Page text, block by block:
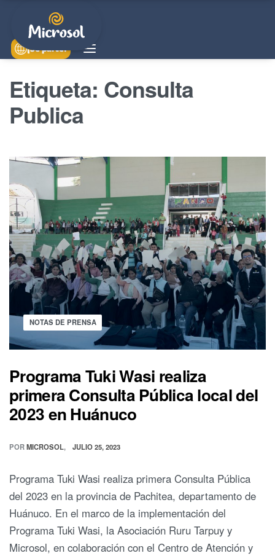
¡Sé parte!
Etiqueta: Consulta
Publica
NOTAS DE PRENSA
Programa Tuki Wasi realiza
primera Consulta Pública local del
2023 en Huánuco
PORMICROSOL JULIO 25, 2023
Programa Tuki Wasi realiza primera Consulta Pública
del 2023 en la provincia de Pachitea, departamento de
Huánuco. En el marco de la implementación del
Programa Tuki Wasi, la Asociación Ruru Tarpuy y
Microsol, en colaboración con el Centro de Atención y